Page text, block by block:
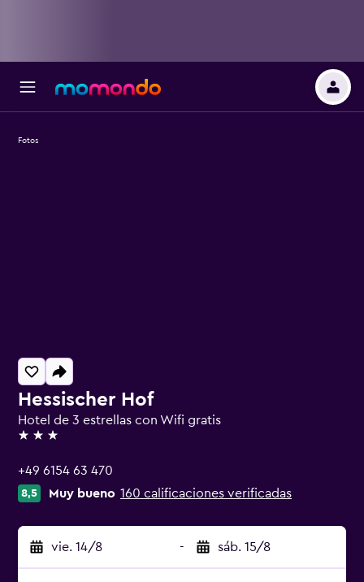
Hessischer Hof
Hotel de 3 estrellas con Wifi gratis
3 estrellas
+49 6154 63 470
8,5 Muy bueno 160 calificaciones verificadas
vie. 14/8 - sáb. 15/8
Fotos